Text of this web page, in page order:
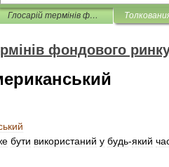
Глосарій термінів фондового ринку
фондового
бути використаний у будь-який